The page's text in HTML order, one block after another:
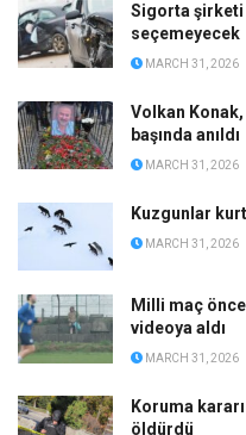
Sigorta
seçemeyecek
MARCH 31, 2026
Volkan Konak,
başında anıldı
MARCH 31, 2026
Kuzgunlar
MARCH 31, 2026
Milli maç
videoya aldı
MARCH 31, 2026
Koruma
öldürdü